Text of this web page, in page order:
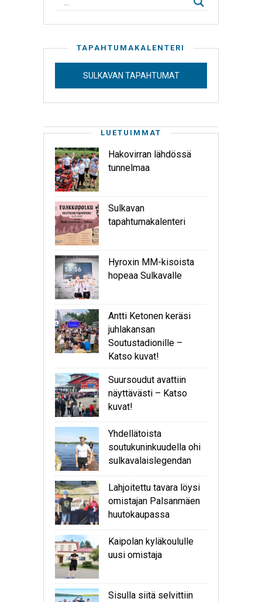
TAPAHTUMAKALENTERI
SULKAVAN TAPAHTUMAT
LUETUIMMAT
Hakovirran lähdössä
tunnelmaa
Sulkavan
tapahtumakalenteri
Hyroxin MM-kisoista
hopeaa Sulkavalle
Antti Ketonen keräsi
juhlakansan
Soutustadionille –
Katso kuvat!
Suursoudut avattiin
näyttävästi – Katso
kuvat!
Yhdellätoista
soutukuninkuudella ohi
sulkavalaislegendan
Lahjoitettu tavara löysi
omistajan Palsanmäen
huutokaupassa
Kaipolan kyläkoululle
uusi omistaja
Sisulla siitä selvittiin